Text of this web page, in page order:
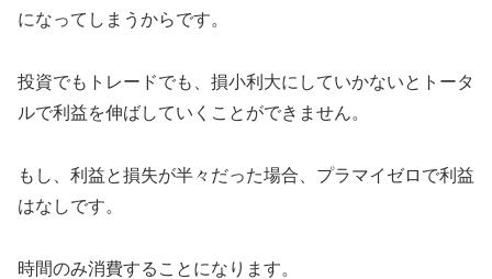
になってしまうからです。
投資でもトレードでも、損小利大にしていかないとトータ
ルで利益を伸ばしていくことができません。
もし、利益と損失が半々だった場合、プラマイゼロで利益
はなしです。
時間のみ消費することになります。